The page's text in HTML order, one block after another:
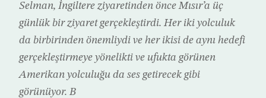
Selman, İngiltere ziyaretinden önce Mısır’a üç
günlük bir ziyaret gerçekleştirdi. Her iki yolculuk
da birbirinden önemliydi ve her ikisi de aynı hedefi
gerçekleştirmeye yönelikti ve ufukta görünen
Amerikan yolculuğu da ses getirecek gibi
görünüyor. B